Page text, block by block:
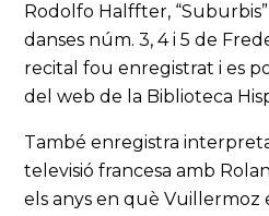
Rodolfo Halffter, “Suburbis”
danses núm. 3, 4 i 5 de
recital fou enregistrat i es
del web de la Biblioteca
També enregistra
televisió francesa amb
els anys en què Vuillermoz